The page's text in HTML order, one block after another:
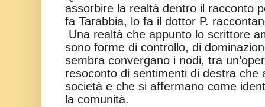
assorbire la realtà dentro il racconto
fa Tarabbia, lo fa il dottor P.
Una realtà che appunto lo scrittore
sono forme di controllo, di
sembra convergano i nodi, tra
resoconto di sentimenti di destra che
società e che si affermano come
la comunità.